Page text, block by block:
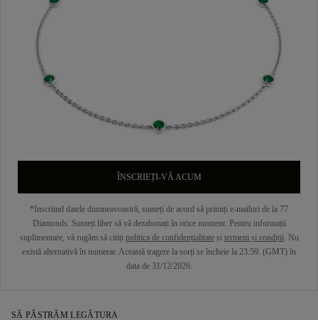
ÎNSCRIEȚI-VĂ ACUM
*Inscriind datele dumneavoastră, sunteți de acord să primiți e-mailuri de la 77
Diamonds. Sunteți liber să vă dezabonați în orice moment. Pentru informații
suplimentare, vă rugăm să citiți politica de confidențialitateși termeni și condiții. Nu
există alternativă în numerar. Această tragere la sorți se încheie la 23:59. (GMT) în
data de 31/12/2026.
SĂ PĂSTRĂM LEGĂTURA